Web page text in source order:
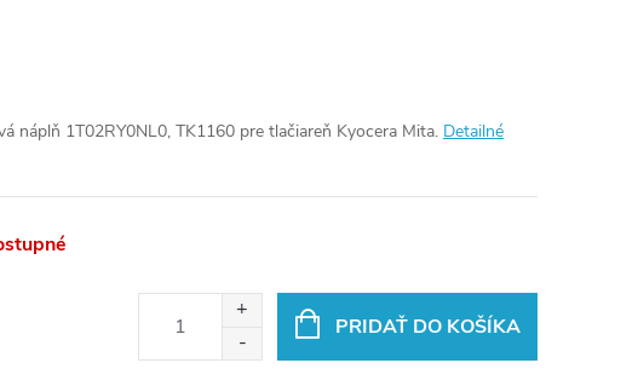
náplň 1T02RY0NL0, TK1160 pre tlačiareň Kyocera Mita. Detailné
PRIDAŤ DO KOŠÍKA